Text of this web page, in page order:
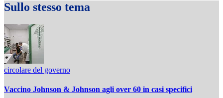
Sullo stesso tema
circolare del governo
Vaccino Johnson & Johnson agli over 60 in casi specifici